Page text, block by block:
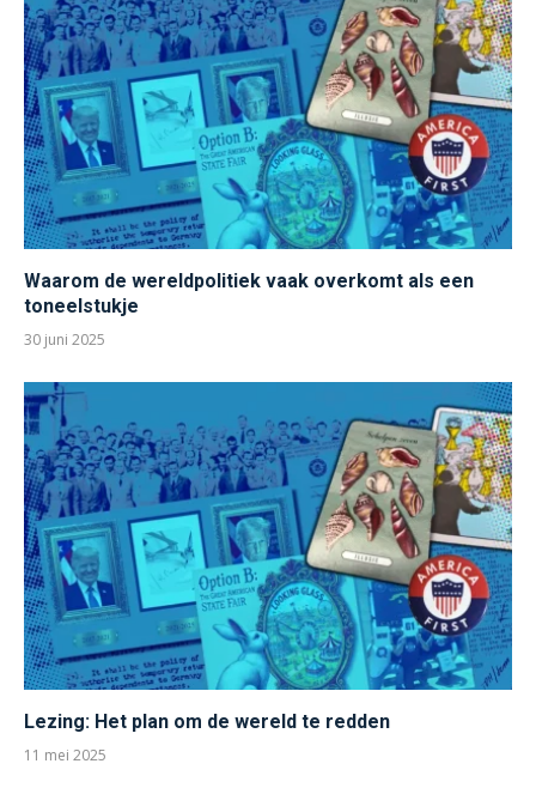
Waarom de wereldpolitiek vaak overkomt als een
toneelstukje
30 juni 2025
Lezing: Het plan om de wereld te redden
11 mei 2025